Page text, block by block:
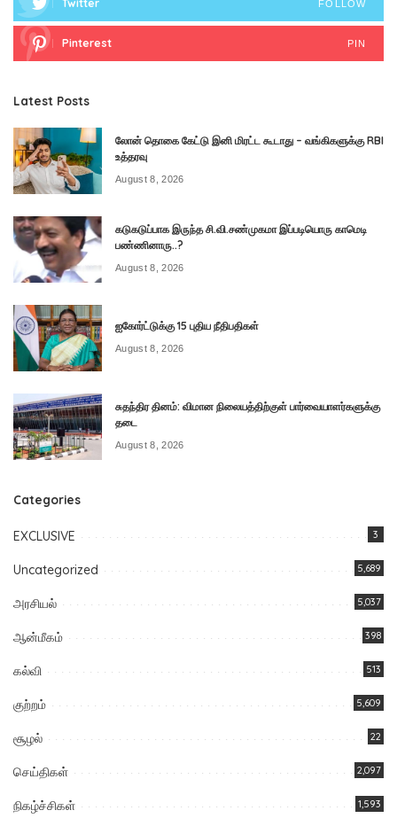
Twitter FOLLOW
Pinterest PIN
Latest Posts
லோன் தொகை கேட்டு இனி மிரட்ட கூடாது – வங்கிகளுக்கு RBI
உத்தரவு
August 8, 2026
கடுகடுப்பாக இருந்த சி.வி.சண்முகமா இப்படியொரு காமெடி
பண்ணினாரு..?
August 8, 2026
ஐகோர்ட்டுக்கு 15 புதிய நீதிபதிகள்
August 8, 2026
சுதந்திர தினம்: விமான நிலையத்திற்குள் பார்வையாளர்களுக்கு
தடை
August 8, 2026
Categories
EXCLUSIVE 3
Uncategorized 5,689
அரசியல் 5,037
ஆன்மீகம் 398
கல்வி 513
குற்றம் 5,609
சூழல் 22
செய்திகள் 2,097
நிகழ்ச்சிகள் 1,593